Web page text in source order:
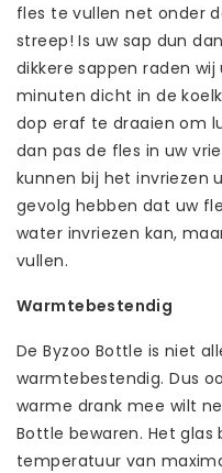
fles te vullen net onder
streep! Is uw sap dun
dikkere sappen raden
minuten dicht in de
dop eraf te draaien om
dan pas de fles in uw
kunnen bij het invriezen
gevolg hebben dat uw
water invriezen kan,
vullen.
Warmtebestendig
De Byzoo Bottle is niet
warmtebestendig. Dus
warme drank mee wilt
Bottle bewaren. Het
temperatuur van